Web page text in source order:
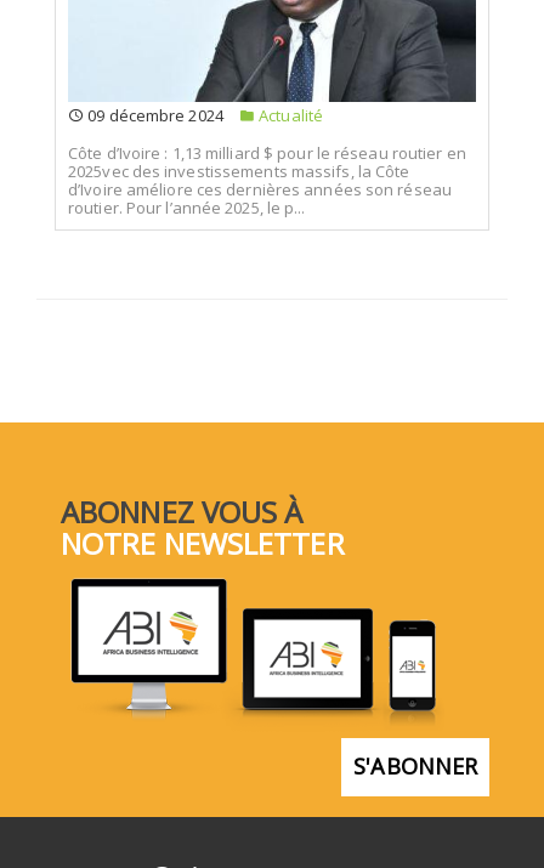
09 décembre 2024
Actualité
Côte d’Ivoire : 1,13 milliard $ pour le réseau routier en
2025vec des investissements massifs, la Côte
d’Ivoire améliore ces dernières années son réseau
routier. Pour l’année 2025, le p...
ABONNEZ VOUS À
NOTRE NEWSLETTER
S'ABONNER